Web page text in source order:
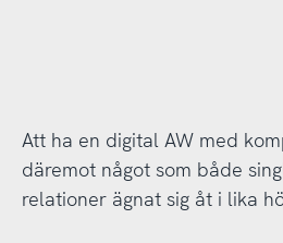
Att ha en digital AW med
däremot något som både
relationer ägnat sig åt i lika